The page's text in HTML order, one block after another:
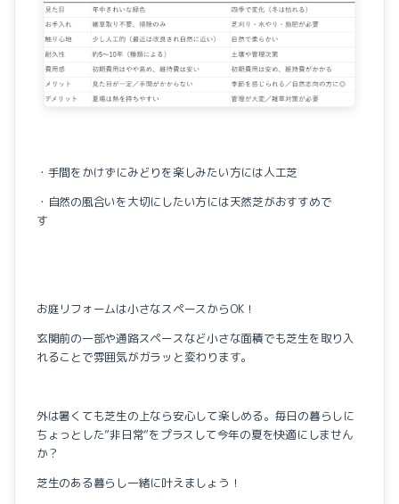
・手間をかけずにみどりを楽しみたい方には人工芝
・自然の風合いを大切にしたい方には天然芝がおすすめで
す
お庭リフォームは小さなスペースからOK！
玄関前の一部や通路スペースなど小さな面積でも芝生を取り入
れることで雰囲気がガラッと変わります。
外は暑くても芝生の上なら安心して楽しめる。毎日の暮らしに
ちょっとした”非日常”をプラスして今年の夏を快適にしません
か？
芝生のある暮らし一緒に叶えましょう！